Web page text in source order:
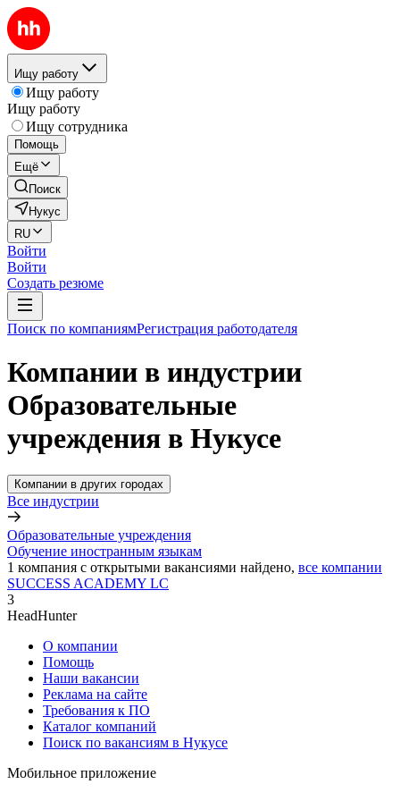
Ищу работу
Ищу работу
Ищу работу
Ищу сотрудника
Помощь
Ещё
Поиск
Нукус
RU
Войти
Войти
Создать резюме
Поиск по компаниямРегистрация работодателя
Компании в индустрии
Образовательные
учреждения в Нукусе
Компании в других городах
Все индустрии
Образовательные учреждения
Обучение иностранным языкам
1 компания с открытыми вакансиями найдено, все компании
SUCCESS ACADEMY LC
3
HeadHunter
О компании
Помощь
Наши вакансии
Реклама на сайте
Требования к ПО
Каталог компаний
Поиск по вакансиям в Нукусе
Мобильное приложение